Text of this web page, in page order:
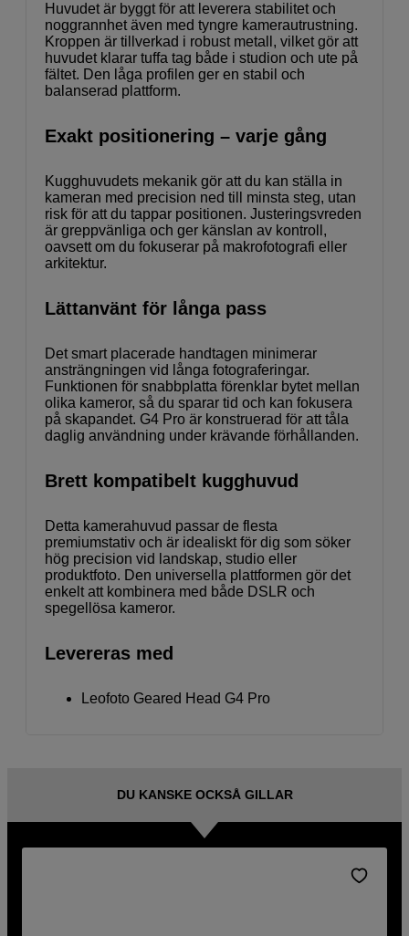
Huvudet är byggt för att leverera stabilitet och
noggrannhet även med tyngre kamerautrustning.
Kroppen är tillverkad i robust metall, vilket gör att
huvudet klarar tuffa tag både i studion och ute på
fältet. Den låga profilen ger en stabil och
balanserad plattform.
Exakt positionering – varje gång
Kugghuvudets mekanik gör att du kan ställa in
kameran med precision ned till minsta steg, utan
risk för att du tappar positionen. Justeringsvreden
är greppvänliga och ger känslan av kontroll,
oavsett om du fokuserar på makrofotografi eller
arkitektur.
Lättanvänt för långa pass
Det smart placerade handtagen minimerar
ansträngningen vid långa fotograferingar.
Funktionen för snabbplatta förenklar bytet mellan
olika kameror, så du sparar tid och kan fokusera
på skapandet. G4 Pro är konstruerad för att tåla
daglig användning under krävande förhållanden.
Brett kompatibelt kugghuvud
Detta kamerahuvud passar de flesta
premiumstativ och är idealiskt för dig som söker
hög precision vid landskap, studio eller
produktfoto. Den universella plattformen gör det
enkelt att kombinera med både DSLR och
spegellösa kameror.
Levereras med
Leofoto Geared Head G4 Pro
DU KANSKE OCKSÅ GILLAR